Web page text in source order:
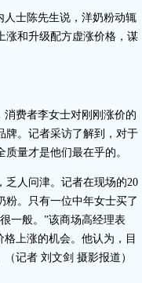
士陈先生说，洋奶粉动辄
涨和升级配方虚涨价格，谋
费者李女士对刚刚涨价的
牌。记者采访了解到，对于
量才是他们最在乎的。
人问津。记者在现场的20
粉。只有一位中年女士买了
一般。”该商场高经理表
上涨的机会。他认为，目
记者 刘文剑 摄影报道）